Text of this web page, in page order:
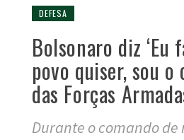
DEFESA
Bolsonaro diz ‘Eu
povo quiser, sou
das Forças
Durante o comando de